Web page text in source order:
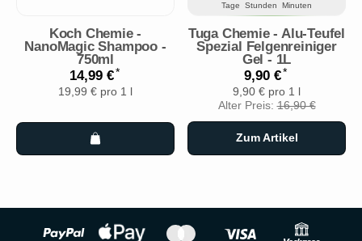
Koch Chemie -
NanoMagic Shampoo -
750ml
14,99 €*
19,99 € pro 1 l
Tage Stunden Minuten
Tuga Chemie - Alu-Teufel
Spezial Felgenreiniger
Gel - 1L
9,90 €*
9,90 € pro 1 l
Alter Preis:16,90 €
Zum Artikel